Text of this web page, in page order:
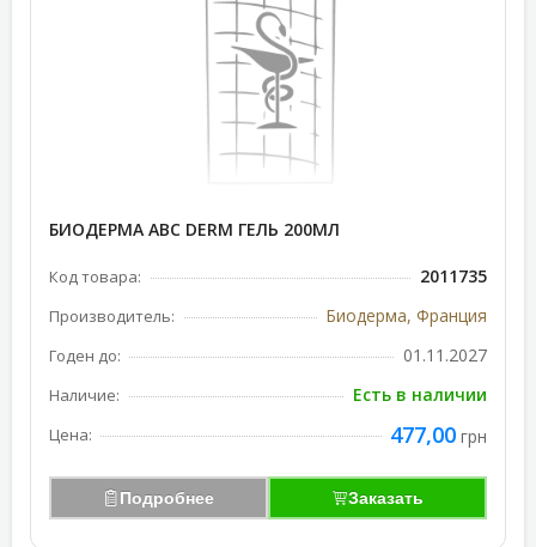
БИОДЕРМА АВС DERM ГЕЛЬ 200МЛ
Код товара: 2011735
Производитель: Биодерма, Франция
Годен до: 01.11.2027
Наличие: Есть в наличии
Цена: 477,00 грн
Подробнее Заказать